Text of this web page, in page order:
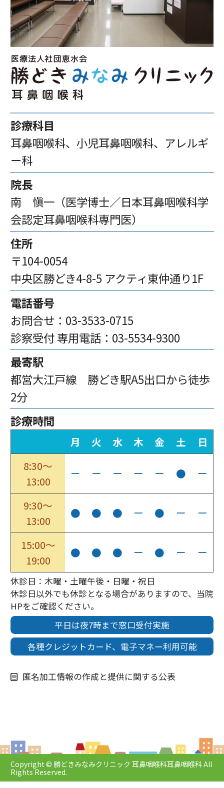
診療科目
耳鼻咽喉科、小児耳鼻咽喉科、アレルギ
ー科
院長
南 愼一（医学博士／日本耳鼻咽喉科学
会認定耳鼻咽喉科専門医）
住所
〒104-0054
中央区勝どき4-8-5 アクティ東仲通り1F
電話番号
お問合せ： 03-3533-0715
診察受付 専用電話： 03-5534-9300
最寄駅
都営大江戸線 勝どき駅A5出口から徒歩
2分
診療時間
休診日：木曜・土曜午後・日曜・祝日
休診日以外でも休診となる場合がありますので、当院
HPをご確認ください。
月 火 水 木 金 土
日
8:30～
13:00
ー ー ー ー ー ● ー
9:30～
13:00
● ● ● ー ● ー ー
15:00～
19:00
● ● ● ー ● ー ー
平日は夜7時まで窓口受付実施
各種クレジットカード、電子マネー利用可能
匿名加工情報の作成と提供に関する公表
Copyright © 勝どきみなみクリニック 耳鼻咽喉科耳鼻咽喉科 All
Rights Reserved.